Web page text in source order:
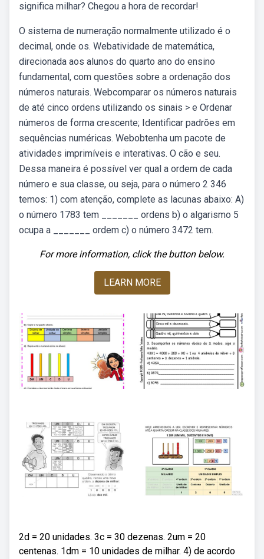
significa milhar? Chegou a hora de recordar!
O sistema de numeração normalmente utilizado é o
decimal, onde os. Webatividade de matemática,
direcionada aos alunos do quarto ano do ensino
fundamental, com questões sobre a ordenação dos
números naturais. Webcomparar os números naturais
de até cinco ordens utilizando os sinais > e Ordenar
números de forma crescente; Identificar padrões em
sequências numéricas. Webobtenha um pacote de
atividades imprimíveis e interativas. O cão e seu.
Dessa maneira é possível ver qual a ordem de cada
número e sua classe, ou seja, para o número 2 346
temos: 1) com atenção, complete as lacunas abaixo: A)
o número 1783 tem _______ ordens b) o algarismo 5
ocupa a _______ ordem c) o número 3472 tem.
For more information, click the button below.
LEARN MORE
2d = 20 unidades. 3c = 30 dezenas. 2um = 20
centenas. 1dm = 10 unidades de milhar. 4) de acordo